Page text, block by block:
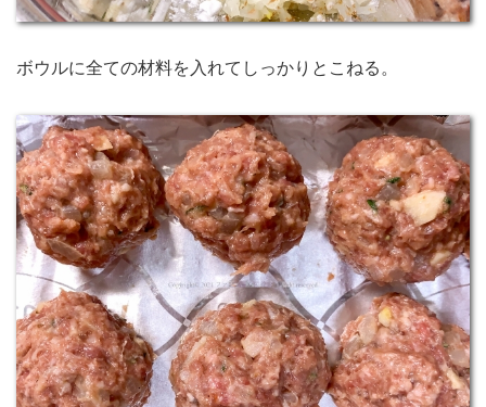
ボウルに全ての材料を入れてしっかりとこねる。